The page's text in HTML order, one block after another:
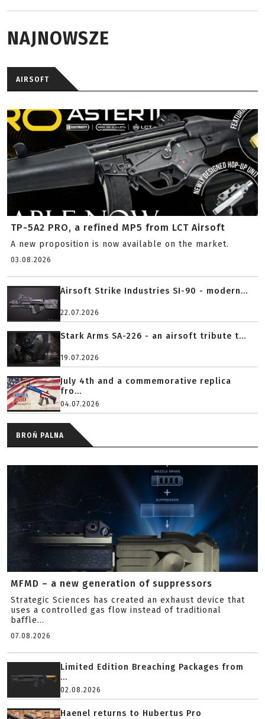
NAJNOWSZE
AIRSOFT
TP-5A2 PRO, a refined MP5 from LCT Airsoft
A new proposition is now available on the market.
03.08.2026
Airsoft Strike Industries SI-90 - modern...
22.07.2026
Stark Arms SA-226 - an airsoft tribute t...
19.07.2026
July 4th and a commemorative replica
fro...
04.07.2026
BROŃ PALNA
MFMD – a new generation of suppressors
Strategic Sciences has created an exhaust device that
uses a controlled gas flow instead of traditional
baffle...
07.08.2026
Limited Edition Breaching Packages from
...
02.08.2026
Haenel returns to Hubertus Pro